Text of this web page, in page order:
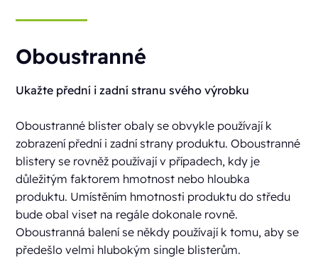
Oboustranné
Ukažte přední i zadní stranu svého výrobku
Oboustranné blister obaly se obvykle používají k
zobrazení přední i zadní strany produktu. Oboustranné
blistery se rovněž používají v případech, kdy je
důležitým faktorem hmotnost nebo hloubka
produktu. Umístěním hmotnosti produktu do středu
bude obal viset na regále dokonale rovně.
Oboustranná balení se někdy používají k tomu, aby se
předešlo velmi hlubokým single blisterům.